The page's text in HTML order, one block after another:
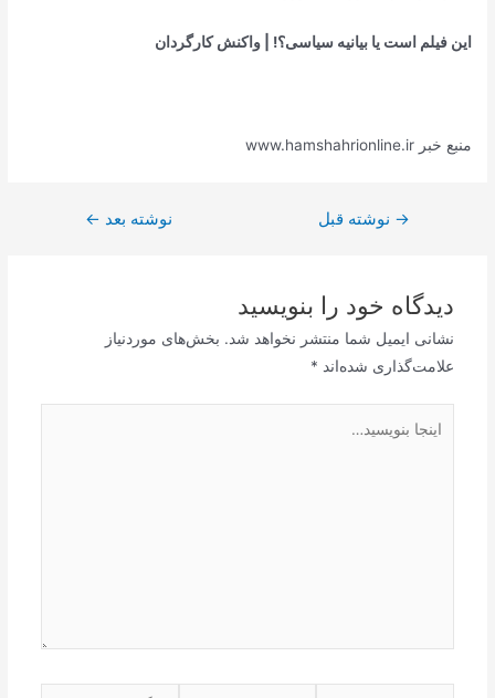
این فیلم است یا بیانیه سیاسی؟! | واکنش کارگردان
منبع خبر www.hamshahrionline.ir
راهبری
→ نوشته قبل نوشته بعد ←
دیدگاه‌ خود را بنویسید
نشانی ایمیل شما منتشر نخواهد شد. بخش‌های موردنیاز
علامت‌گذاری شده‌اند *
بنویسید…